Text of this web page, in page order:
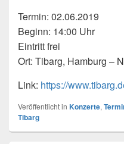
Termin: 02.06.2019
Beginn: 14:00 Uhr
Eintritt frei
Ort: Tibarg, Hamburg –
Link: https://
Veröffentlicht in Konzerte,
Tibarg